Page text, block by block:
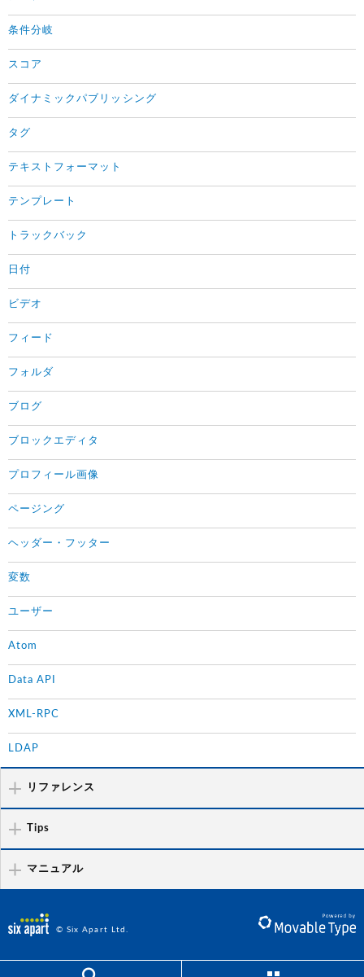
条件分岐
スコア
ダイナミックパブリッシング
タグ
テキストフォーマット
テンプレート
トラックバック
日付
ビデオ
フィード
フォルダ
ブログ
ブロックエディタ
プロフィール画像
ページング
ヘッダー・フッター
変数
ユーザー
Atom
Data API
XML-RPC
LDAP
リファレンス
Tips
マニュアル
© Six Apart Ltd.